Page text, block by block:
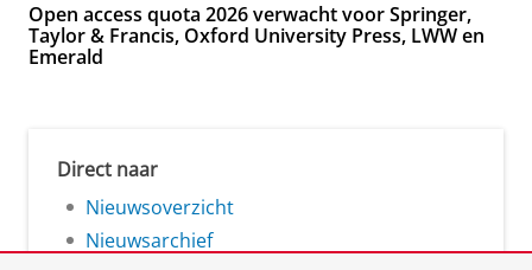
Open access quota 2026 verwacht voor Springer,
Taylor & Francis, Oxford University Press, LWW en
Emerald
Direct naar
Nieuwsoverzicht
Nieuwsarchief